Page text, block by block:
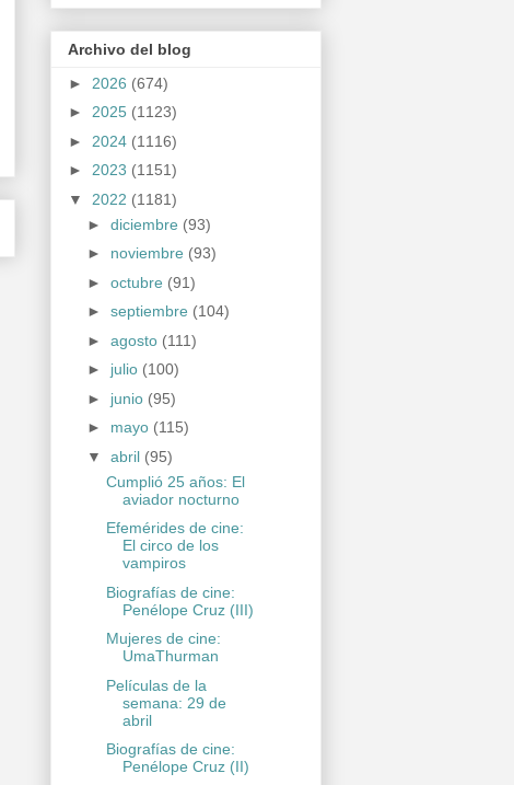
Archivo del blog
► 2026 (674)
► 2025 (1123)
► 2024 (1116)
► 2023 (1151)
▼ 2022 (1181)
► diciembre (93)
► noviembre (93)
► octubre (91)
► septiembre (104)
► agosto (111)
► julio (100)
► junio (95)
► mayo (115)
▼ abril (95)
Cumplió 25 años: El
aviador nocturno
Efemérides de cine:
El circo de los
vampiros
Biografías de cine:
Penélope Cruz (III)
Mujeres de cine:
UmaThurman
Películas de la
semana: 29 de
abril
Biografías de cine:
Penélope Cruz (II)